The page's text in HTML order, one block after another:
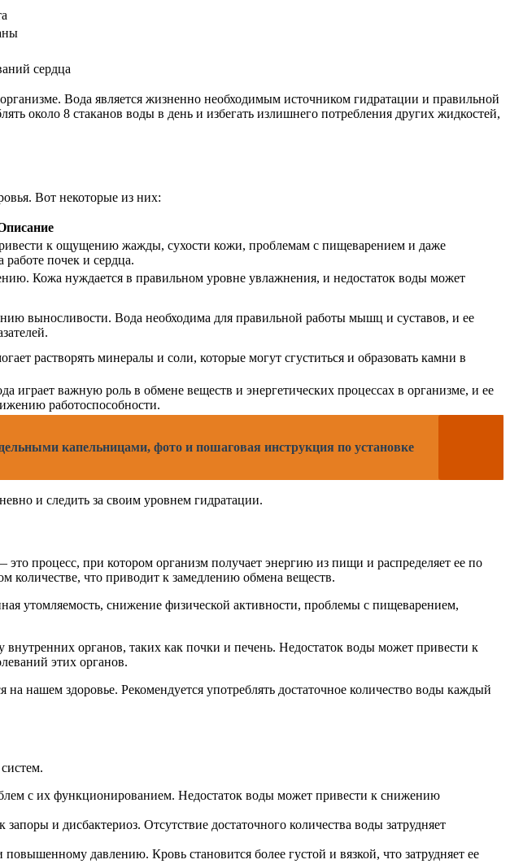
сердца
Вода является жизненно необходимым источником гидратации и правильной
около 8 стаканов воды в день и избегать излишнего потребления других жидкостей,
Вот некоторые из них:
к ощущению жажды, сухости кожи, проблемам с пищеварением и даже
почек и сердца.
Кожа нуждается в правильном уровне увлажнения, и недостаток воды может
выносливости. Вода необходима для правильной работы мышц и суставов, и ее
растворять минералы и соли, которые могут сгуститься и образовать камни в
важную роль в обмене веществ и энергетических процессах в организме, и ее
работоспособности.
капельницами, фото и пошаговая инструкция по установке
и следить за своим уровнем гидратации.
процесс, при котором организм получает энергию из пищи и распределяет ее по
количестве, что приводит к замедлению обмена веществ.
утомляемость, снижение физической активности, проблемы с пищеварением,
органов, таких как почки и печень. Недостаток воды может привести к
этих органов.
нашем здоровье. Рекомендуется употреблять достаточное количество воды каждый
с их функционированием. Недостаток воды может привести к снижению
и дисбактериоз. Отсутствие достаточного количества воды затрудняет
давлению. Кровь становится более густой и вязкой, что затрудняет ее